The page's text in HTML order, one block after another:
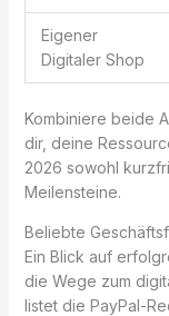
Eigener
Digitaler Shop
Kombiniere beide
dir, deine
2026 sowohl
Meilensteine.
Beliebte
Ein Blick auf
die Wege zum
listet die PayPal-